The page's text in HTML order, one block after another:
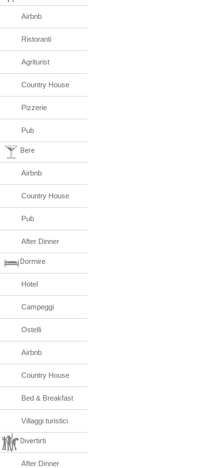
Airbnb
Ristoranti
Agriturist
Country House
Pizzerie
Pub
Bere
Airbnb
Country House
Pub
After Dinner
Dormire
Hotel
Campeggi
Ostelli
Airbnb
Country House
Bed & Breakfast
Villaggi turistici
Divertirti
After Dinner